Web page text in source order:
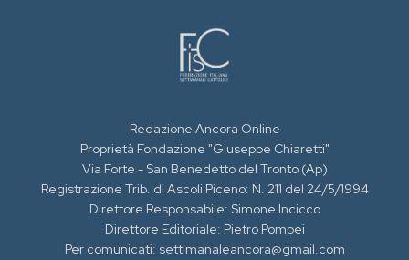
Redazione Ancora Online
Proprietà Fondazione "Giuseppe Chiaretti"
Via Forte - San Benedetto del Tronto (Ap)
Registrazione Trib. di Ascoli Piceno: N. 211 del 24/5/1994
Direttore Responsabile: Simone Incicco
Direttore Editoriale: Pietro Pompei
Per comunicati: settimanaleancora@gmail.com